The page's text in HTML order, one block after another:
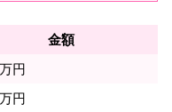
金額
円
円